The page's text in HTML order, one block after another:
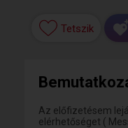
Tetszik
Az előfizetésem
elérhetőséget (